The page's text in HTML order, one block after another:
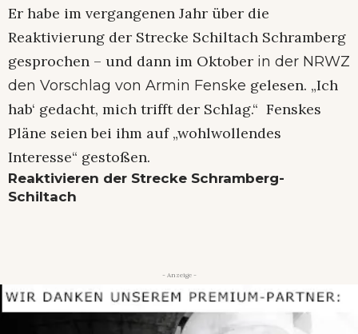
Er habe im vergangenen Jahr über die
Reaktivierung der Strecke Schiltach Schramberg
gesprochen – und dann im Oktober in der NRWZ
den Vorschlag von Armin Fenske gelesen. „Ich
hab‘ gedacht, mich trifft der Schlag.“ Fenskes
Pläne seien bei ihm auf „wohlwollendes
Interesse“ gestoßen.
Reaktivieren der Strecke Schramberg-
Schiltach
- Anzeige -